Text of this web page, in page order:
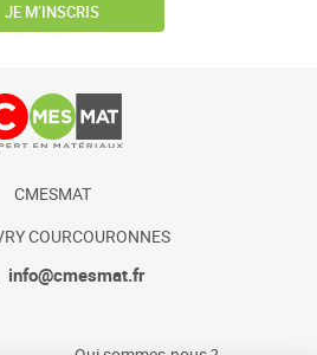
JE M’INSCRIS
CMESMAT
COURCOURONNES
info@cmesmat.fr